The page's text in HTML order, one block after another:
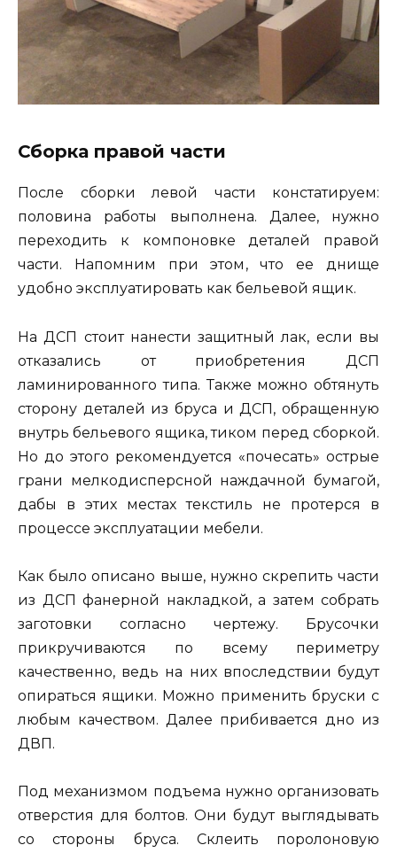
Сборка правой части
После сборки левой части констатируем:
половина работы выполнена. Далее, нужно
переходить к компоновке деталей правой
части. Напомним при этом, что ее днище
удобно эксплуатировать как бельевой ящик.
На ДСП стоит нанести защитный лак, если вы
отказались от приобретения ДСП
ламинированного типа. Также можно обтянуть
сторону деталей из бруса и ДСП, обращенную
внутрь бельевого ящика, тиком перед сборкой.
Но до этого рекомендуется «почесать» острые
грани мелкодисперсной наждачной бумагой,
дабы в этих местах текстиль не протерся в
процессе эксплуатации мебели.
Как было описано выше, нужно скрепить части
из ДСП фанерной накладкой, а затем собрать
заготовки согласно чертежу. Брусочки
прикручиваются по всему периметру
качественно, ведь на них впоследствии будут
опираться ящики. Можно применить бруски с
любым качеством. Далее прибивается дно из
ДВП.
Под механизмом подъема нужно организовать
отверстия для болтов. Они будут выглядывать
со стороны бруса. Склеить поролоновую